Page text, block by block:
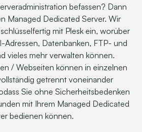
befassen? Dann
Managed Dedicated Server. Wir
mit Plesk ein, worüber
Adressen, Datenbanken, FTP- und
vieles mehr verwalten können.
/ Webseiten können in einzelnen
getrennt voneinander
Sie ohne Sicherheitsbedenken
mit Ihrem Managed Dedicated
bedienen können.